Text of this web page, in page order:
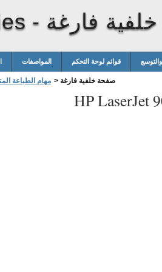
- فارغة
المواصفات قوائم لوحة التحكم
مهام الطباعة > صفحة خلفية فارغة
HP LaserJet